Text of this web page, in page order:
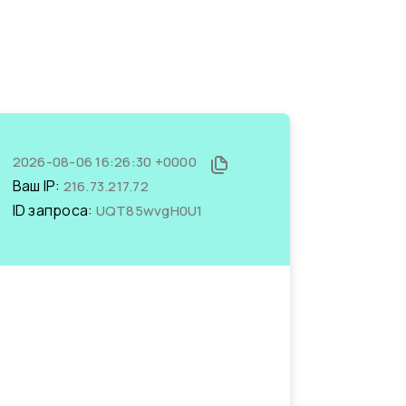
2026-08-06 16:26:30 +0000
Ваш IP: 216.73.217.72
ID запроса: UQT85wvgH0U1